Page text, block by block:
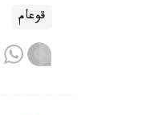
قوعام